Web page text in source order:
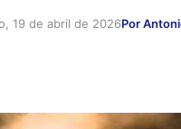
19 de abril de 2026Por